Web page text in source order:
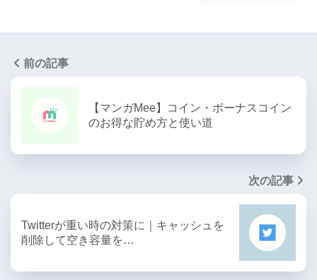
前の記事
【マンガMee】コイン・ボーナスコイン
のお得な貯め方と使い道
次の記事
Twitterが重い時の対策に｜キャッシュを
削除して空き容量を…